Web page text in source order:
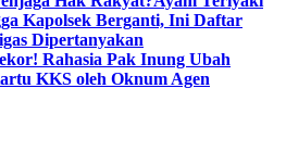
Kapolsek Berganti, Ini Daftar
Dipertanyakan
Rahasia Pak Inung Ubah
KKS oleh Oknum Agen